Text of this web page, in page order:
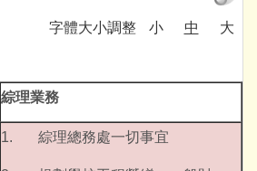
字體大小調整 小 中 大
綜理業務
1. 綜理總務處一切事宜